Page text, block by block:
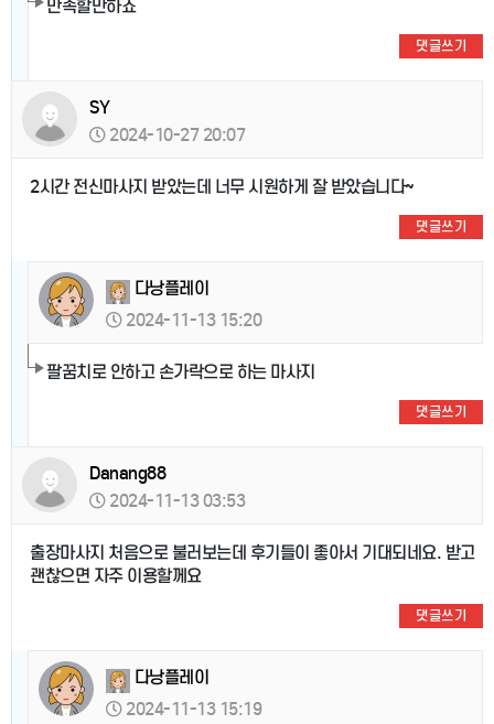
만족할만하죠
댓글쓰기
SY
2024-10-27 20:07
2시간 전신마사지 받았는데 너무 시원하게 잘 받았습니다~
댓글쓰기
다낭플레이
2024-11-13 15:20
팔꿈치로 안하고 손가락으로 하는 마사지
댓글쓰기
Danang88
2024-11-13 03:53
출장마사지 처음으로 불러보는데 후기들이 좋아서 기대되네요. 받고
괜찮으면 자주 이용할께요
댓글쓰기
다낭플레이
2024-11-13 15:19